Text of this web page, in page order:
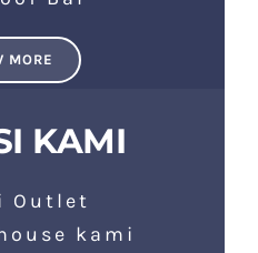
MORE
KAMI
Outlet
kami